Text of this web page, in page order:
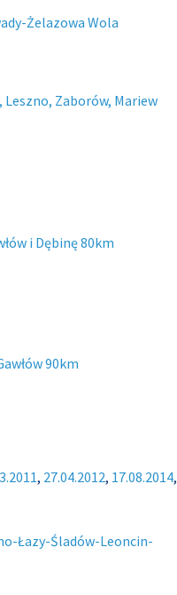
Żelazowa Wola
Leszno, Zaborów, Mariew
i Dębinę 80km
90km
, 27.04.2012, 17.08.2014,
Łazy-Śladów-Leoncin-